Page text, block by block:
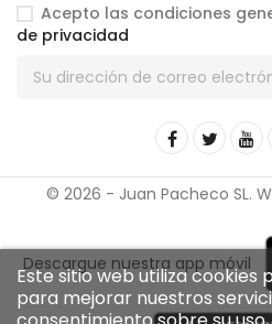
Este sitio web utiliza cookies
para mejorar nuestros
Acepto las condiciones
de privacidad
© 2026 - Juan Pacheco SL.
Descargue nuestra app móvil